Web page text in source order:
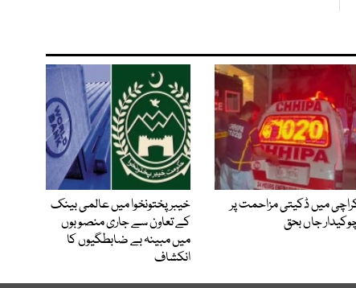
میں ڈکیتی مزاحمت پر
جاں بحق
خیبرپختونخوا میں عالمی بینک
کے تعاون سے جاری منصوبوں
میں مبینہ بے ضابطگیوں کا
انکشاف